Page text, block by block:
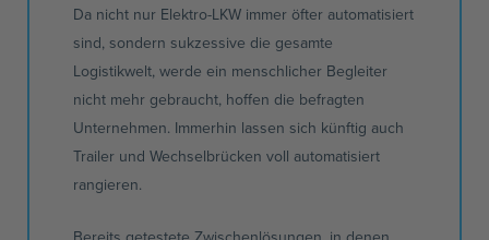
Da nicht nur Elektro-LKW immer öfter automatisiert
sind, sondern sukzessive die gesamte
Logistikwelt, werde ein menschlicher Begleiter
nicht mehr gebraucht, hoffen die befragten
Unternehmen. Immerhin lassen sich künftig auch
Trailer und Wechselbrücken voll automatisiert
rangieren.